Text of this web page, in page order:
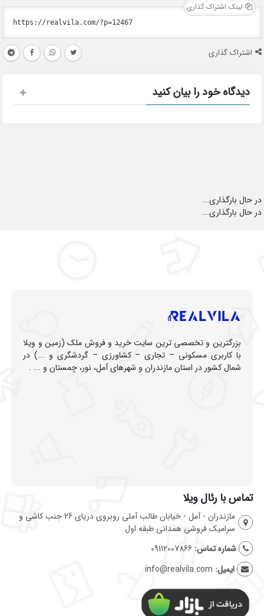
لینک اشتراک گذاری
اشتراک گذاری
دیدگاه خود را بیان کنید
در حال بارگذاری...
در حال بارگذاری...
بزرگترین و تخصصی ترین سایت خرید و فروش ملک (زمین و ویلا
با کاربری مسکونی – تجاری – کشاورزی – گردشگری و ...) در
شمال کشور در استان مازندران و شهرهای آمل، نور، چمستان و ... .
تماس با رئال ویلا
مازندران - آمل - خیابان طالب آملی روبروی دریای 26 جنب کاشی و
سرامیک فروشی همدانی طبقه اول
شماره تماس: 09112007866
ایمیل: info@realvila.com